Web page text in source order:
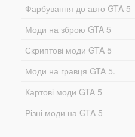
Фарбування до авто GTA 5
Моди на зброю GTA 5
Скриптові моди GTA 5
Моди на гравця GTA 5.
Картові моди GTA 5
Різні моди на GTA 5